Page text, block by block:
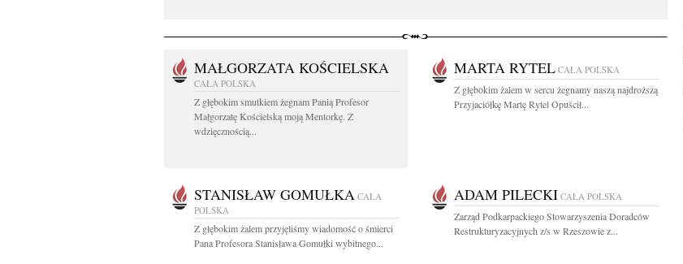
MAŁGORZATA KOŚCIELSKA
CAŁA POLSKA
Z głębokim smutkiem żegnam Panią Profesor
Małgorzatę Kościelską moją Mentorkę. Z
wdzięcznością...
MARTA RYTEL CAŁA POLSKA
Z głębokim żalem w sercu żegnamy naszą najdroższą
Przyjaciółkę Martę Rytel Opuścił...
STANISŁAW GOMUŁKA CAŁA
POLSKA
Z głębokim żalem przyjęliśmy wiadomość o śmierci
Pana Profesora Stanisława Gomułki wybitnego...
ADAM PILECKI CAŁA POLSKA
Zarząd Podkarpackiego Stowarzyszenia Doradców
Restrukturyzacyjnych z/s w Rzeszowie z...